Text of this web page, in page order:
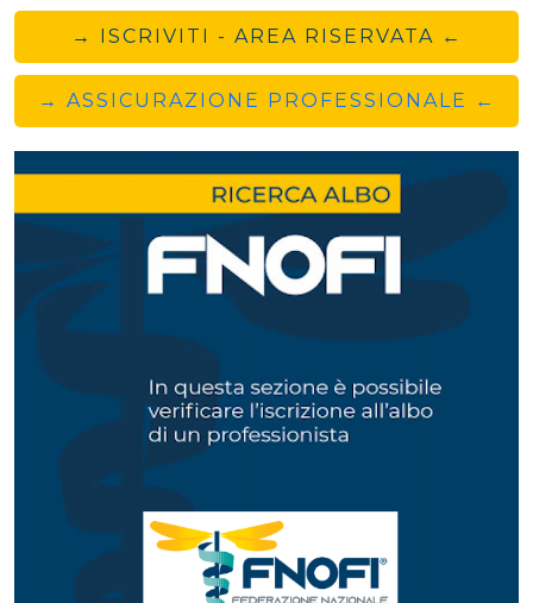
→ ISCRIVITI - AREA RISERVATA ←
→ ASSICURAZIONE PROFESSIONALE ←